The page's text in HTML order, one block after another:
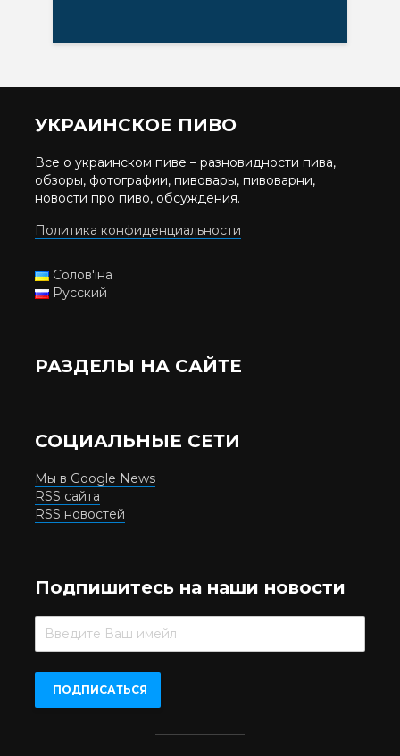
УКРАИНСКОЕ ПИВО
Все о украинском пиве – разновидности пива,
обзоры, фотографии, пивовары, пивоварни,
новости про пиво, обсуждения.
Политика конфиденциальности
Солов'їна
Русский
РАЗДЕЛЫ НА САЙТЕ
СОЦИАЛЬНЫЕ СЕТИ
Мы в Google News
RSS сайта
RSS новостей
Подпишитесь на наши новости